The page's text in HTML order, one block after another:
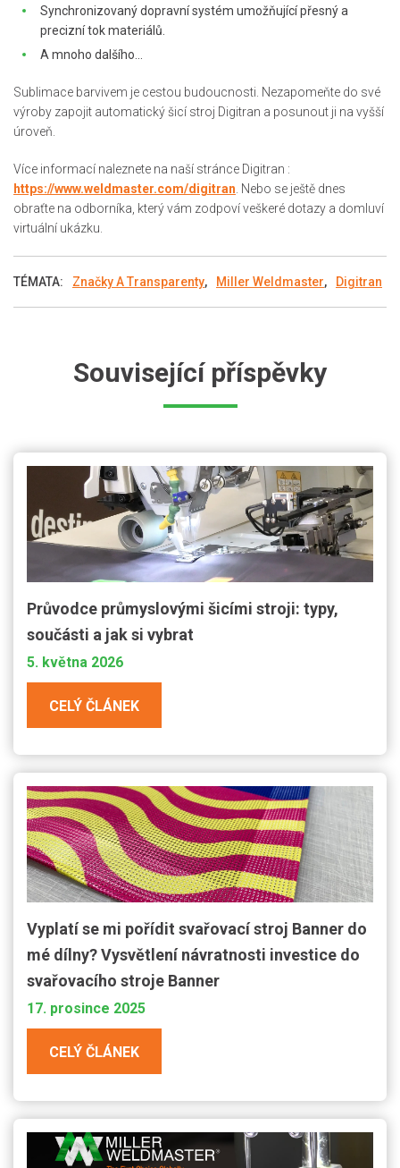
Synchronizovaný dopravní systém umožňující přesný a
precizní tok materiálů.
A mnoho dalšího...
Sublimace barvivem je cestou budoucnosti. Nezapomeňte do své
výroby zapojit automatický šicí stroj Digitran a posunout ji na vyšší
úroveň.
Více informací naleznete na naší stránce Digitran :
https://www.weldmaster.com/digitran . Nebo se ještě dnes
obraťte na odborníka, který vám zodpoví veškeré dotazy a domluví
virtuální ukázku.
TÉMATA: Značky A Transparenty, Miller Weldmaster, Digitran
Související příspěvky
Průvodce průmyslovými šicími stroji: typy,
součásti a jak si vybrat
5. května 2026
CELÝ ČLÁNEK
Vyplatí se mi pořídit svařovací stroj Banner do
mé dílny? Vysvětlení návratnosti investice do
svařovacího stroje Banner
17. prosince 2025
CELÝ ČLÁNEK